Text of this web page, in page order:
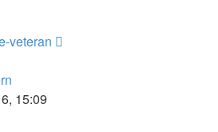
veteran
15:09